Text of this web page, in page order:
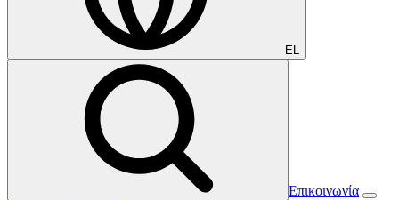
EL
Επικοινωνία